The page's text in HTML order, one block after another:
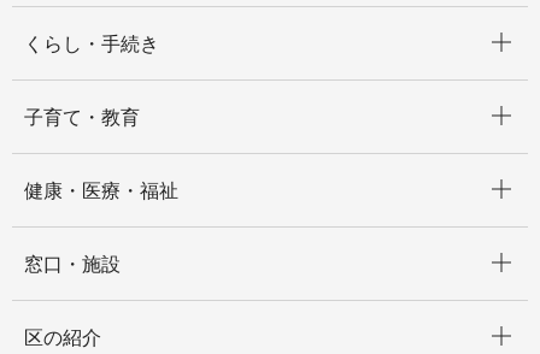
くらし・手続き
子育て・教育
健康・医療・福祉
窓口・施設
区の紹介